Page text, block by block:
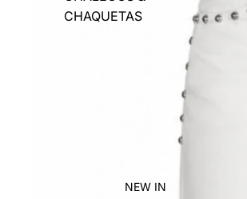
CHAQUETAS
NEW IN